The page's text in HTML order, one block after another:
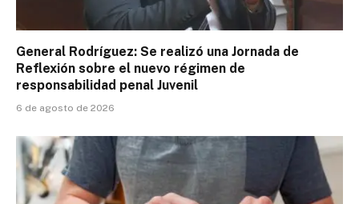
General Rodríguez: Se realizó una Jornada de
Reflexión sobre el nuevo régimen de
responsabilidad penal Juvenil
6 de agosto de 2026